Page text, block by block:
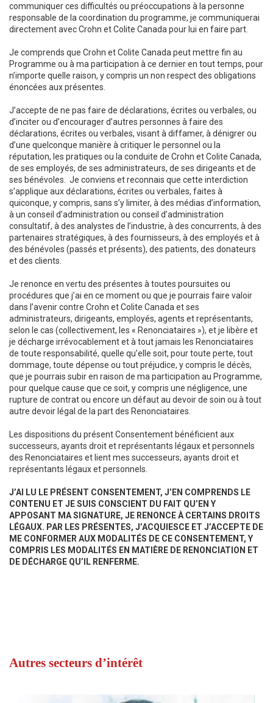
communiquer ces difficultés ou préoccupations à la personne
responsable de la coordination du programme, je communiquerai
directement avec Crohn et Colite Canada pour lui en faire part.
Je comprends que Crohn et Colite Canada peut mettre fin au
Programme ou à ma participation à ce dernier en tout temps, pour
n’importe quelle raison, y compris un non respect des obligations
énoncées aux présentes.
J’accepte de ne pas faire de déclarations, écrites ou verbales, ou
d’inciter ou d’encourager d’autres personnes à faire des
déclarations, écrites ou verbales, visant à diffamer, à dénigrer ou
d’une quelconque manière à critiquer le personnel ou la
réputation, les pratiques ou la conduite de Crohn et Colite Canada,
de ses employés, de ses administrateurs, de ses dirigeants et de
ses bénévoles. Je conviens et reconnais que cette interdiction
s’applique aux déclarations, écrites ou verbales, faites à
quiconque, y compris, sans s’y limiter, à des médias d’information,
à un conseil d’administration ou conseil d’administration
consultatif, à des analystes de l’industrie, à des concurrents, à des
partenaires stratégiques, à des fournisseurs, à des employés et à
des bénévoles (passés et présents), des patients, des donateurs
et des clients.
Je renonce en vertu des présentes à toutes poursuites ou
procédures que j’ai en ce moment ou que je pourrais faire valoir
dans l’avenir contre Crohn et Colite Canada et ses
administrateurs, dirigeants, employés, agents et représentants,
selon le cas (collectivement, les « Renonciataires »), et je libère et
je décharge irrévocablement et à tout jamais les Renonciataires
de toute responsabilité, quelle qu’elle soit, pour toute perte, tout
dommage, toute dépense ou tout préjudice, y compris le décès,
que je pourrais subir en raison de ma participation au Programme,
pour quelque cause que ce soit, y compris une négligence, une
rupture de contrat ou encore un défaut au devoir de soin ou à tout
autre devoir légal de la part des Renonciataires.
Les dispositions du présent Consentement bénéficient aux
successeurs, ayants droit et représentants légaux et personnels
des Renonciataires et lient mes successeurs, ayants droit et
représentants légaux et personnels.
J’AI LU LE PRÉSENT CONSENTEMENT, J’EN COMPRENDS LE
CONTENU ET JE SUIS CONSCIENT DU FAIT QU’EN Y
APPOSANT MA SIGNATURE, JE RENONCE À CERTAINS DROITS
LÉGAUX. PAR LES PRÉSENTES, J’ACQUIESCE ET J’ACCEPTE DE
ME CONFORMER AUX MODALITÉS DE CE CONSENTEMENT, Y
COMPRIS LES MODALITÉS EN MATIÈRE DE RENONCIATION ET
DE DÉCHARGE QU’IL RENFERME.
Autres secteurs d’intérêt